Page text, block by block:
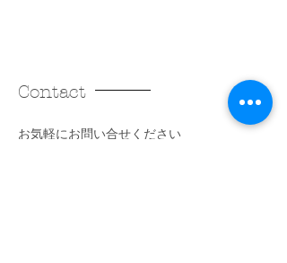
Contact
​お気軽にお問い合せください